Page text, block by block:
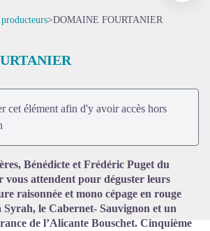
Voir l'image en plein écran
>DOMAINE FOURTANIER
cet élément afin d'y avoir accès hors
Bénédicte et Frédéric Puget du
vous attendent pour déguster leurs
raisonnée et mono cépage en rouge
Syrah, le Cabernet- Sauvignon et un
de l’Alicante Bouschet. Cinquième